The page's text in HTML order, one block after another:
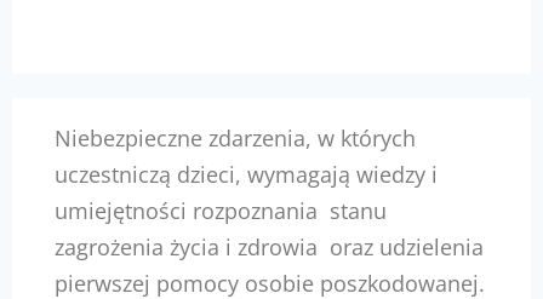
Niebezpieczne zdarzenia, w których
uczestniczą dzieci, wymagają wiedzy i
umiejętności rozpoznania stanu
zagrożenia życia i zdrowia oraz udzielenia
pierwszej pomocy osobie poszkodowanej.